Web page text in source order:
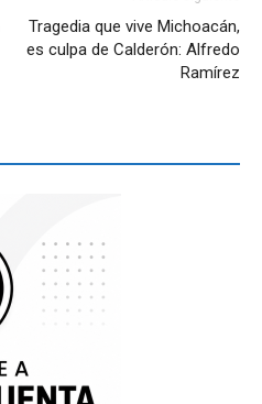
Tragedia que vive Michoacán,
es culpa de Calderón: Alfredo
Ramírez